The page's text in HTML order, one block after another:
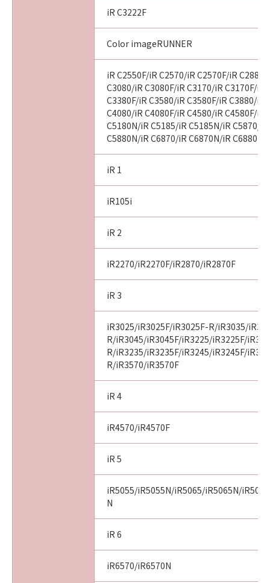
iR C3222F
Color imageRUNNER
iR C2550F/iR C2570/iR C2570F/iR
C3080/iR C3080F/iR C3170/iR C3170F/iR
C3380F/iR C3580/iR C3580F/iR C3880/iR
C4080/iR C4080F/iR C4580/iR C4580F/iR
C5180N/iR C5185/iR C5185N/iR C5870/
C5880N/iR C6870/iR C6870N/iR C6880N
iR 1
iR105i
iR 2
iR2270/iR2270F/iR2870/iR2870F
iR 3
iR3025/iR3025F/iR3025F-R/iR3035/
R/iR3045/iR3045F/iR3225/iR3225F/
R/iR3235/iR3235F/iR3245/iR3245F/
R/iR3570/iR3570F
iR 4
iR4570/iR4570F
iR 5
iR5055/iR5055N/iR5065/iR5065N/
N
iR 6
iR6570/iR6570N